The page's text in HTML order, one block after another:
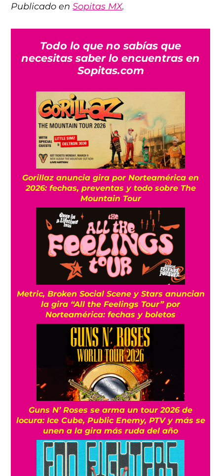
Publicado enSopitas MX.
Todo lo que no sabías que
necesitas saber lo encuentras en
Sopitas.com
Gorillaz anuncia gira por Norteamérica en
2026: fechas, preventas y todo sobre The
Mountain Tour
Metric, Broken Social Scene y Stars anuncian
la gira “All the Feelings Tour” por
Norteamérica: fechas y boletos
Guns N’ Roses se arma un tour 2026 de
locura: Ice Cube, Public Enemy, PTV y más se
unen a la gira más ruda del año